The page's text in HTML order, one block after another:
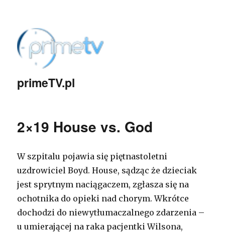
primeTV.pl
2×19 House vs. God
W szpitalu pojawia się piętnastoletni
uzdrowiciel Boyd. House, sądząc że dzieciak
jest sprytnym naciągaczem, zgłasza się na
ochotnika do opieki nad chorym. Wkrótce
dochodzi do niewytłumaczalnego zdarzenia –
u umierającej na raka pacjentki Wilsona,